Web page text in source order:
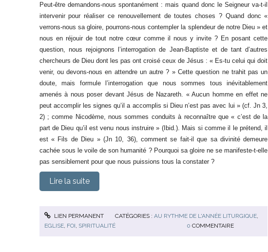
Peut-être demandons-nous spontanément : mais quand donc le Seigneur va-t-il
intervenir pour réaliser ce renouvellement de toutes choses ? Quand donc «
verrons-nous sa gloire, pourrons-nous contempler la splendeur de notre Dieu » et
nous en réjouir de tout notre cœur comme il nous y invite ? En posant cette
question, nous rejoignons l’interrogation de Jean-Baptiste et de tant d’autres
chercheurs de Dieu dont les pas ont croisé ceux de Jésus : « Es-tu celui qui doit
venir, ou devons-nous en attendre un autre ? » Cette question ne trahit pas un
doute, mais formule l’interrogation que nous sommes tous inévitablement
amenés à nous poser devant Jésus de Nazareth. « Aucun homme en effet ne
peut accomplir les signes qu’il a accomplis si Dieu n’est pas avec lui » (cf. Jn 3,
2) ; comme Nicodème, nous sommes conduits à reconnaître que « c’est de la
part de Dieu qu’il est venu nous instruire » (Ibid.). Mais si comme il le prétend, il
est « Fils de Dieu » (Jn 10, 36), comment se fait-il que sa divinité demeure
cachée sous le voile de son humanité ? Pourquoi sa gloire ne se manifeste-t-elle
pas sensiblement pour que nous puissions tous la constater ?
Lire la suite
LIEN PERMANENT CATÉGORIES :AU RYTHME DE L'ANNÉE LITURGIQUE,
EGLISE, FOI, SPIRITUALITÉ 0 COMMENTAIRE